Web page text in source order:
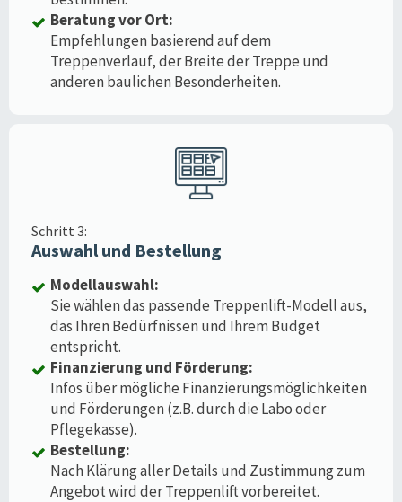
Beratung vor Ort:
Empfehlungen basierend auf dem
Treppenverlauf, der Breite der Treppe und
anderen baulichen Besonderheiten.
Schritt 3:
Auswahl und Bestellung
Modellauswahl:
Sie wählen das passende Treppenlift-Modell aus,
das Ihren Bedürfnissen und Ihrem Budget
entspricht.
Finanzierung und Förderung:
Infos über mögliche Finanzierungsmöglichkeiten
und Förderungen (z.B. durch die Labo oder
Pflegekasse).
Bestellung:
Nach Klärung aller Details und Zustimmung zum
Angebot wird der Treppenlift vorbereitet.